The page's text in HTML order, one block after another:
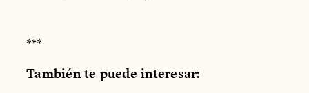
***
También te puede interesar: